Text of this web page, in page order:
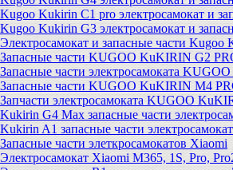
Kugoo Kukirin C1 pro электросамокат и
Kugoo Kukirin G3 электросамокат и
Электросамокат и запасные части Kugoo
Запасные части KUGOO KuKIRIN G2
Запасные части электросамоката
Запасные части KUGOO KuKIRIN M4
Запчасти электросамоката KUGOO
Kukirin G4 Max запасные части
Kukirin A1 запасные части
Запасные части элеткросамокатов Xiaomi
Электросамокат Xiaomi M365, 1S, Pro,